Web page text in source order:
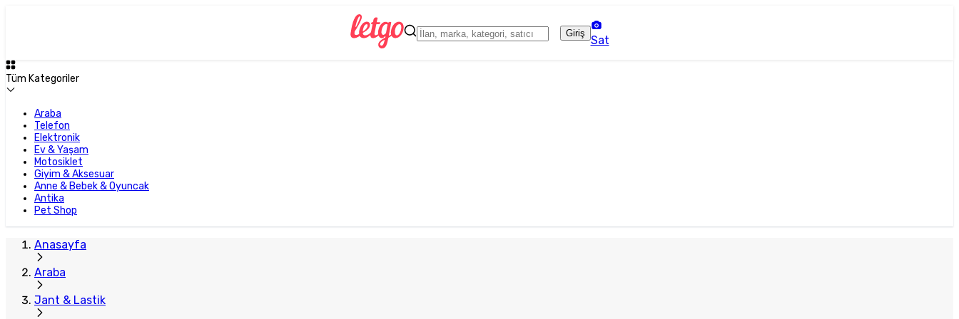
Giriş
Sat
Tüm Kategoriler
Araba
Telefon
Elektronik
Ev & Yaşam
Motosiklet
Giyim & Aksesuar
Anne & Bebek & Oyuncak
Antika
Pet Shop
Anasayfa
Araba
Jant & Lastik